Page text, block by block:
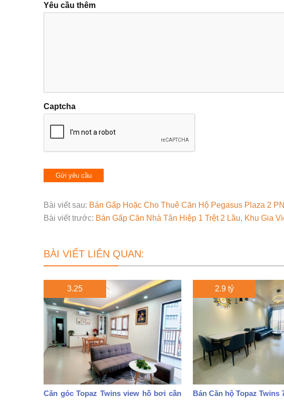
Yêu cầu thêm
Captcha
Bài viết sau: Bán Gấp Hoặc Cho Thuê Căn Hộ Pegasus Plaza 2 PN
Bài viết trước: Bán Gấp Căn Nhà Tân Hiệp 1 Trệt 2 Lầu, Khu Gia
BÀI VIẾT LIÊN QUAN:
3.25
Căn góc Topaz Twins view hồ bơi cần
2.9 tỷ
Bán Căn hộ Topaz Twins